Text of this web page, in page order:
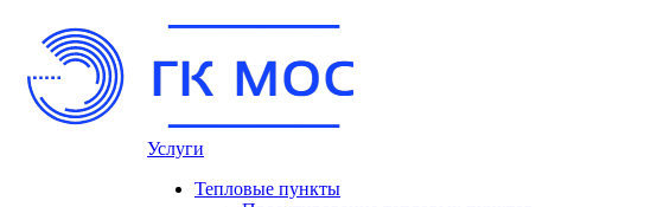
Услуги
Тепловые пункты